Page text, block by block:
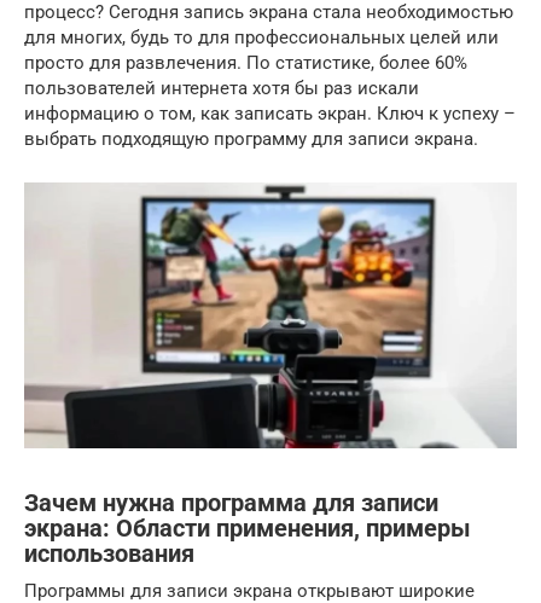
процесс? Сегодня запись экрана стала необходимостью
для многих, будь то для профессиональных целей или
просто для развлечения. По статистике, более 60%
пользователей интернета хотя бы раз искали
информацию о том, как записать экран. Ключ к успеху –
выбрать подходящую программу для записи экрана.
Зачем нужна программа для записи
экрана: Области применения, примеры
использования
Программы для записи экрана открывают широкие